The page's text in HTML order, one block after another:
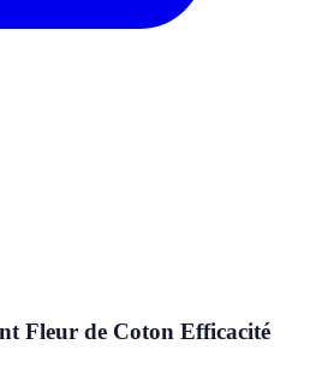
Fleur de Coton Efficacité